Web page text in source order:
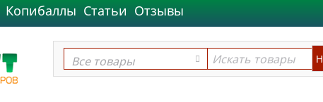
Копибаллы Статьи Отзывы
Все товары
Все товары